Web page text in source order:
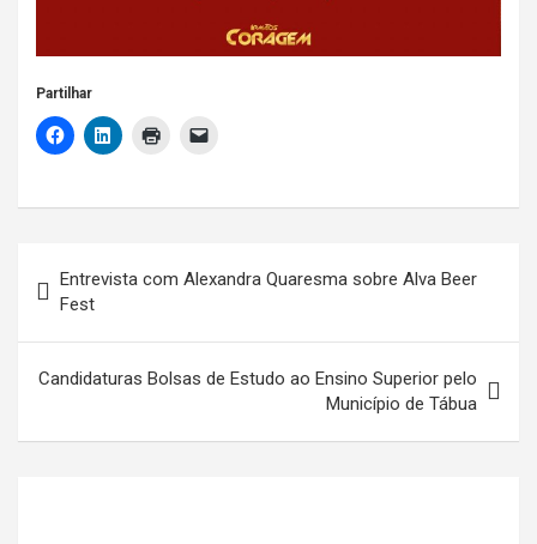
Partilhar
de
artigos
Entrevista com Alexandra Quaresma sobre Alva Beer
Fest
Candidaturas Bolsas de Estudo ao Ensino Superior pelo
Município de Tábua